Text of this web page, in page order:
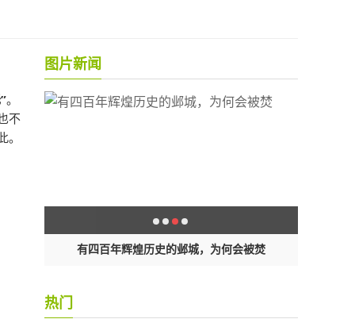
。
不
图片新闻
有四百年辉煌历史的邺城，为何会被焚
热门